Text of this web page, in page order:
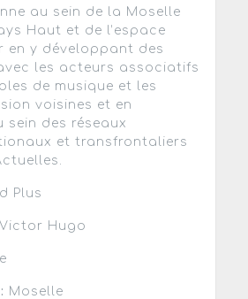
au sein de la Moselle
Haut et de l’espace
en y développant des
les acteurs associatifs
de musique et les
voisines et en
sein des réseaux
et transfrontaliers
Plus
Victor Hugo
Moselle